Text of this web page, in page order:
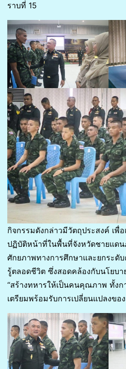
ราบที่ 15
กิจกรรมดังกล่าวมีวัตถุประสงค์ เพื่
ปฏิบัติหน้าที่ในพื้นที่จังหวัดชายแด
ศักยภาพทางการศึกษาและยกระดั
รู้ตลอดชีวิต ซึ่งสอดคล้องกับนโยบ
“สร้างทหารให้เป็นคนคุณภาพ ทั้งก
เตรียมพร้อมรับการเปลี่ยนแปลงข